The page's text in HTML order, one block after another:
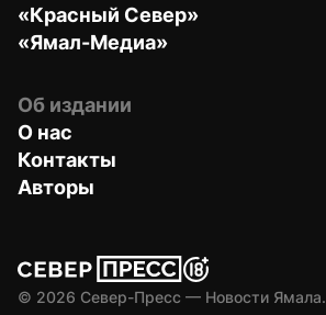
«Красный Север»
«Ямал-Медиа»
Об издании
О нас
Контакты
Авторы
© 2026 Север-Пресс — Новости Ямала.